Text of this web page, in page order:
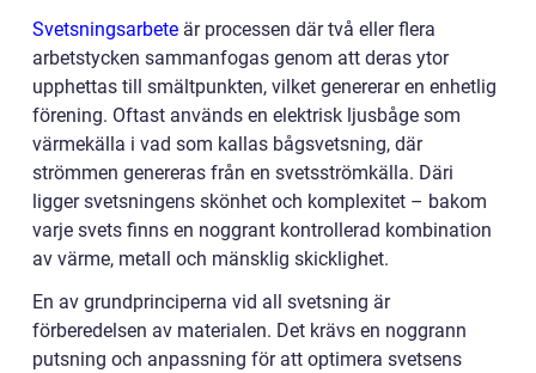
Svetsningsarbete är processen där två eller flera
arbetstycken sammanfogas genom att deras ytor
upphettas till smältpunkten, vilket genererar en enhetlig
förening. Oftast används en elektrisk ljusbåge som
värmekälla i vad som kallas bågsvetsning, där
strömmen genereras från en svetsströmkälla. Däri
ligger svetsningens skönhet och komplexitet – bakom
varje svets finns en noggrant kontrollerad kombination
av värme, metall och mänsklig skicklighet.
En av grundprinciperna vid all svetsning är
förberedelsen av materialen. Det krävs en noggrann
putsning och anpassning för att optimera svetsens